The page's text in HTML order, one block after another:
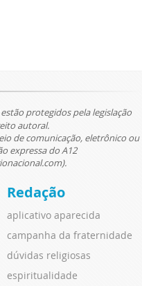
protegidos pela legislação
autoral.
de comunicação, eletrônico ou
expressa do A12
Redação
aplicativo aparecida
campanha da fraternidade
dúvidas religiosas
espiritualidade